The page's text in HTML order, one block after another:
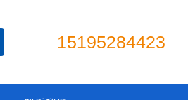
15195284423